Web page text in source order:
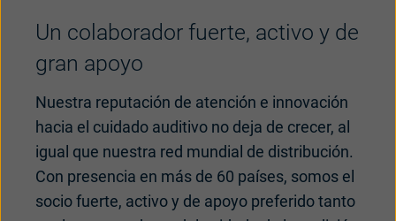
Un colaborador fuerte, activo y de
gran apoyo
Nuestra reputación de atención e innovación
hacia el cuidado auditivo no deja de crecer, al
igual que nuestra red mundial de distribución.
Con presencia en más de 60 países, somos el
socio fuerte, activo y de apoyo preferido tanto